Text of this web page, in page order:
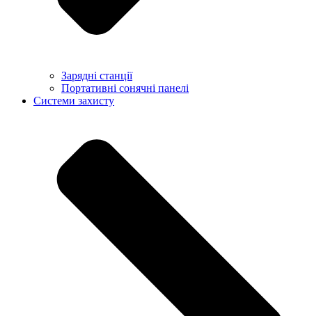
Зарядні станції
Портативні сонячні панелі
Системи захисту